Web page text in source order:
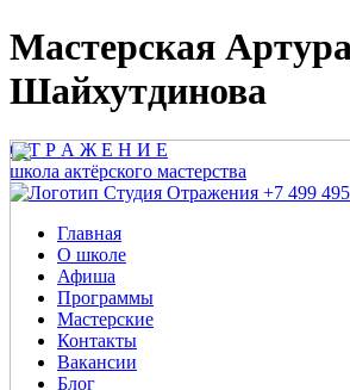
Мастерская
Шайхутдинова
О Т Р А Ж Е Н И Е
школа актёрского мастерства
+7 499
Главная
О школе
Афиша
Программы
Мастерские
Контакты
Вакансии
Блог